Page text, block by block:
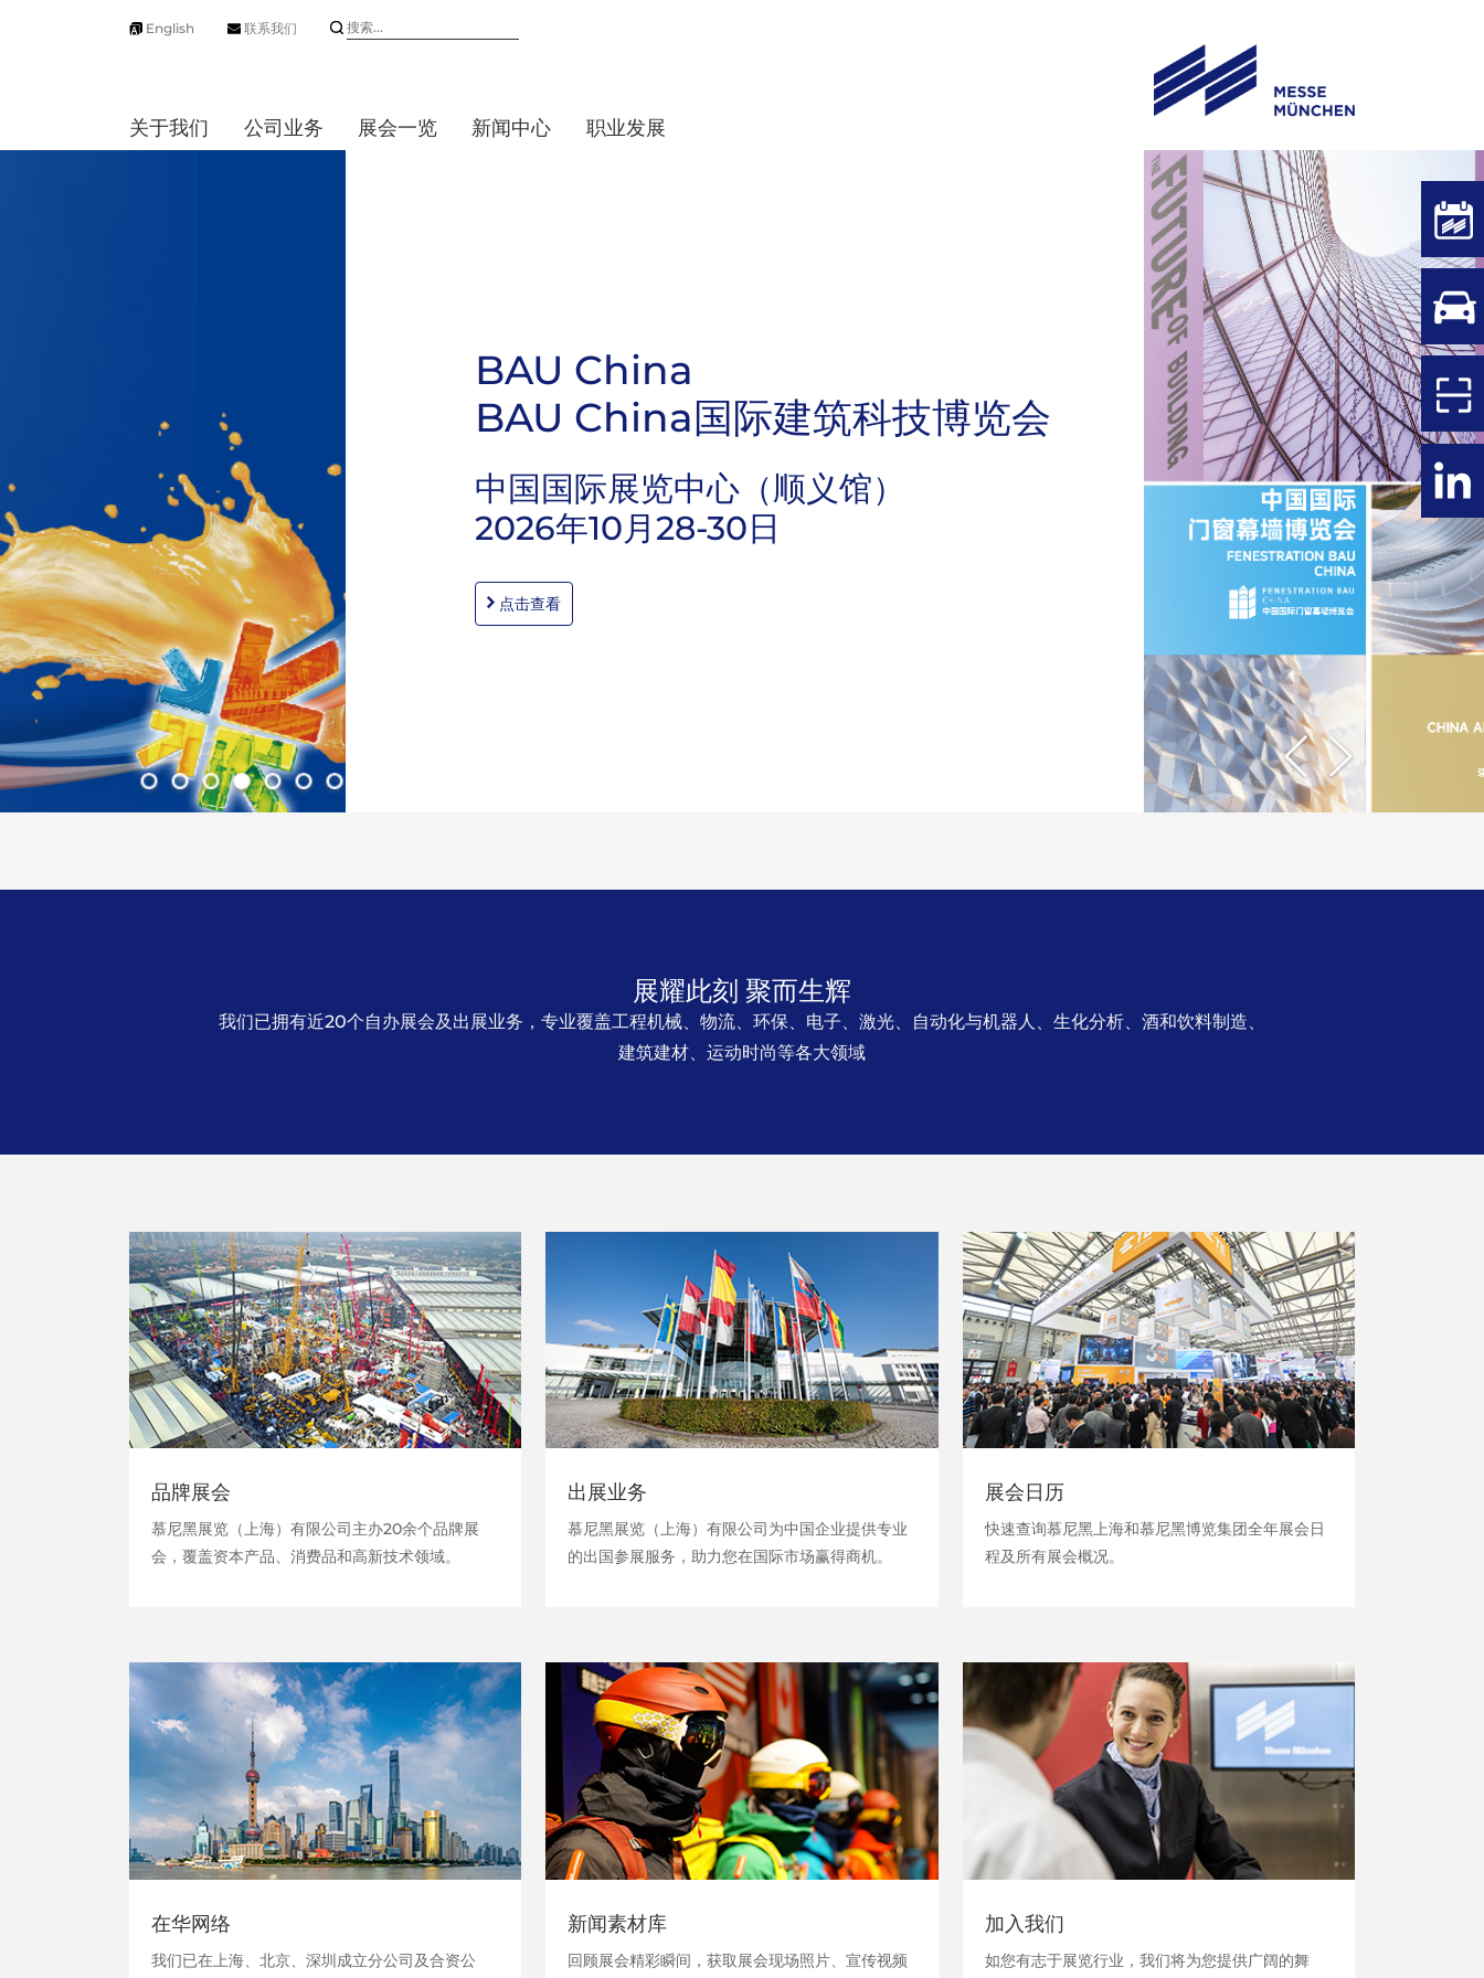
English 联系我们
关于我们 公司业务 展会一览 新闻中心 职业发展
BAU China国际建筑科技博览会
中国国际展览中心（顺义馆）
2026年10月28-30日
点击查看
展耀此刻 聚而生辉
我们已拥有近20个自办展会及出展业务，专业覆盖工程机械、物流、环保、电子、激光、自动化与机器人、生化分析、酒和饮料制造、
建筑建材、运动时尚等各大领域
品牌展会
慕尼黑展览（上海）有限公司主办20余个品牌展
会，覆盖资本产品、消费品和高新技术领域。
出展业务
慕尼黑展览（上海）有限公司为中国企业提供专业
的出国参展服务，助力您在国际市场赢得商机。
展会日历
快速查询慕尼黑上海和慕尼黑博览集团全年展会日
程及所有展会概况。
在华网络
我们已在上海、北京、深圳成立分公司及合资公
新闻素材库
回顾展会精彩瞬间，获取展会现场照片、宣传视频
加入我们
如您有志于展览行业，我们将为您提供广阔的舞